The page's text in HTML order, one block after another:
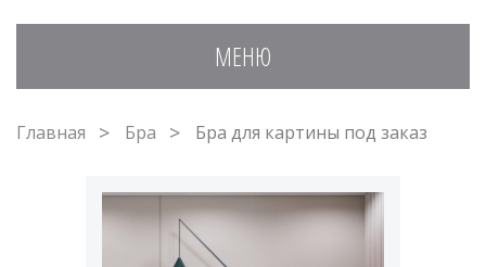
МЕНЮ
Главная Бра Бра для картины под заказ